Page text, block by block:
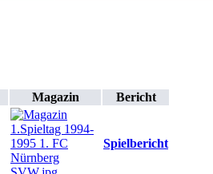
Magazin Bericht
Spielbericht